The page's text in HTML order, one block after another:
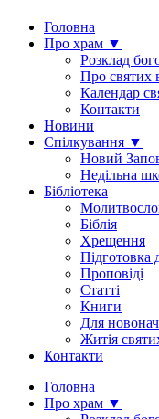
Головна
Про храм ▼
Розклад
Про святих
Календар
Контакти
Новини
Спілкування ▼
Новий
Недільна
Бібліотека
Біблія
Хрещення
Підготовка
Проповіді
Статті
Книги
Для
Житія
Контакти
Головна
Про храм ▼